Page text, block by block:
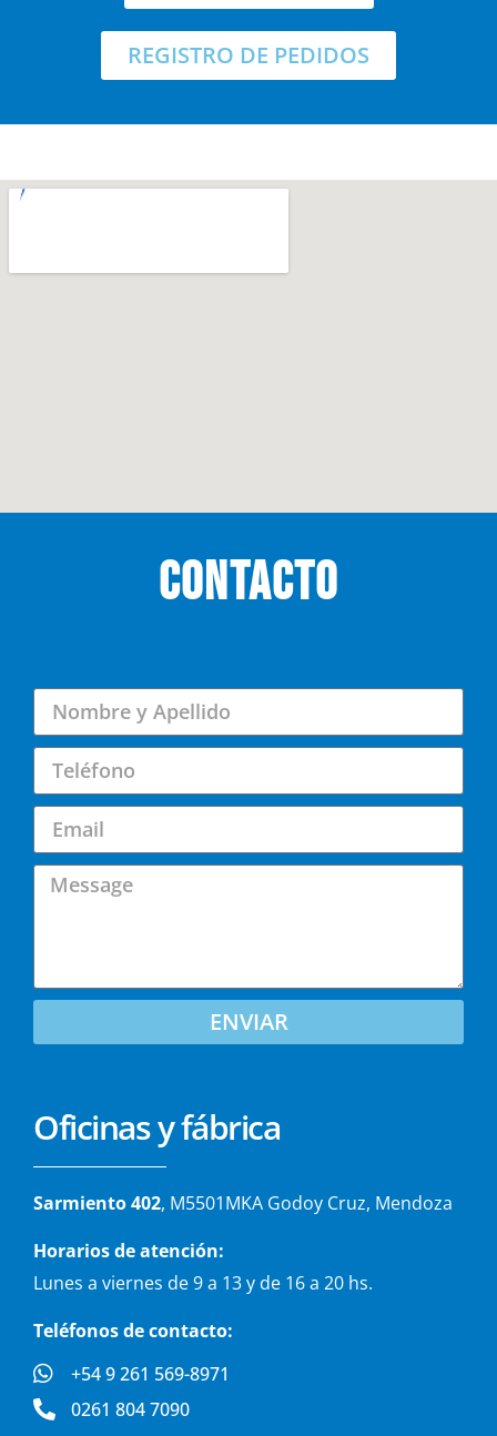
REGISTRO DE PEDIDOS
CONTACTO
ENVIAR
Oficinas y fábrica
Sarmiento 402, M5501MKA Godoy Cruz, Mendoza
Horarios de atención:
Lunes a viernes de 9 a 13 y de 16 a 20 hs.
Teléfonos de contacto:
+54 9 261 569-8971
0261 804 7090